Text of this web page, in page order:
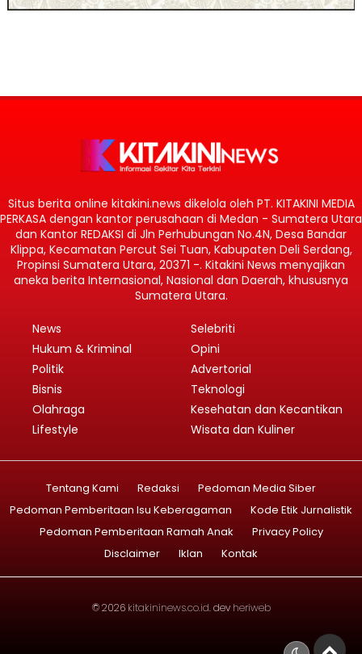
Situs berita online kitakini.news dikelola oleh PT. KITAKINI MEDIA
PERKASA dengan kantor perusahaan di Medan - Sumatera Utara
dan Kantor REDAKSI di Jln Perhubungan No.4N, Desa Bandar
Klippa, Kecamatan Percut Sei Tuan, Kabupaten Deli Serdang,
Propinsi Sumatera Utara, 20371 -. Kitakini News menyajikan
aneka berita Internasional, Nasional dan Daerah, khususnya
Sumatera Utara.
News
Hukum & Kriminal
Politik
Bisnis
Olahraga
Lifestyle
Selebriti
Opini
Advertorial
Teknologi
Kesehatan dan Kecantikan
Wisata dan Kuliner
Tentang Kami Redaksi
Pedoman Media Siber
Pedoman Pemberitaan Isu Keberagaman
Kode Etik Jurnalistik
Pedoman Pemberitaan Ramah Anak
Privacy Policy
Disclaimer
Iklan Kontak
© 2026 kitakininews.co.id. dev heriweb